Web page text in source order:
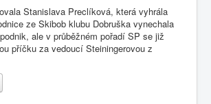
Stanislava Preclíková, která vyhrála
ze Skibob klubu Dobruška vynechala
ale v průběžném pořadí SP se již
příčku za vedoucí Steiningerovou z